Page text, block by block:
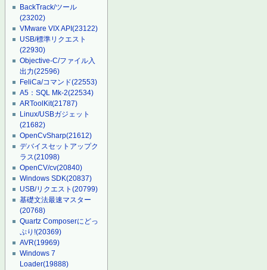
BackTrack/ツール
(23202)
VMware VIX API(23122)
USB/標準リクエスト
(22930)
Objective-C/ファイル入
出力(22596)
FeliCa/コマンド(22553)
A5：SQL Mk-2(22534)
ARToolKit(21787)
Linux/USBガジェット
(21682)
OpenCvSharp(21612)
デバイスセットアップク
ラス(21098)
OpenCV/cv(20840)
Windows SDK(20837)
USB/リクエスト(20799)
基礎文法最速マスター
(20768)
Quartz Composerにどっ
ぷり!(20369)
AVR(19969)
Windows 7
Loader(19888)